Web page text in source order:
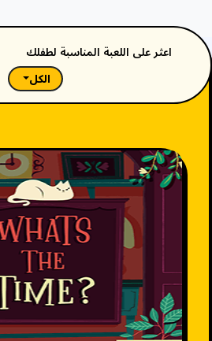
اعثر على اللعبة المناسبة لطفلك
الكل